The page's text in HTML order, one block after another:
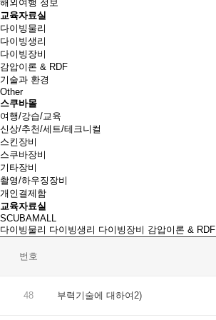
해외여행 정보
교육자료실
다이빙물리
다이빙생리
다이빙장비
감압이론 & RDF
기술과 환경
Other
스쿠바몰
여행/강습/교육
신상/추천/세트/테크니컬
스킨장비
스쿠바장비
기타장비
촬영/하우징장비
개인결제함
교육자료실
SCUBAMALL
다이빙물리 다이빙생리 다이빙장비 감압이론 & RDF
번호
48 부력기술에 대하여2)